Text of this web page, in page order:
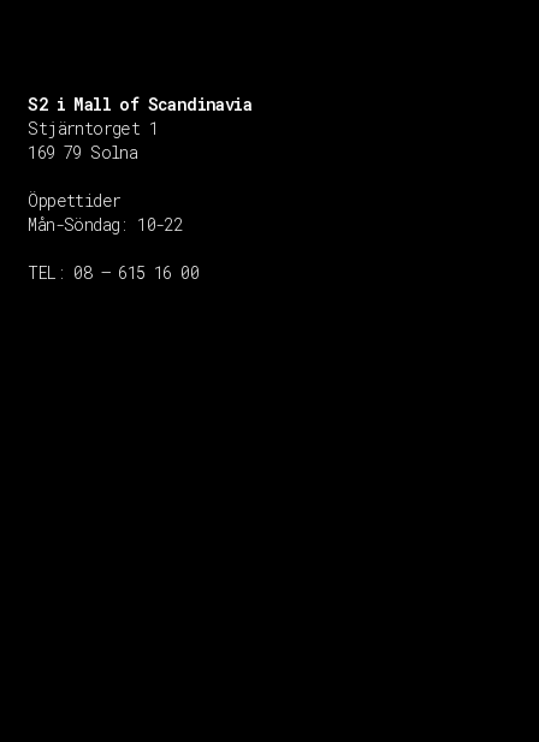
S2 i Mall of Scandinavia
Stjärntorget 1
169 79 Solna
Öppettider
Mån-Söndag: 10-22
TEL: 08 – 615 16 00